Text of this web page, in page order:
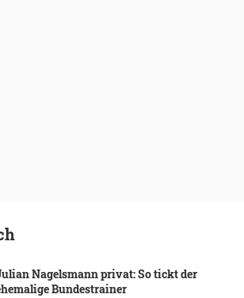
Nagelsmann privat: So tickt der
Bundestrainer